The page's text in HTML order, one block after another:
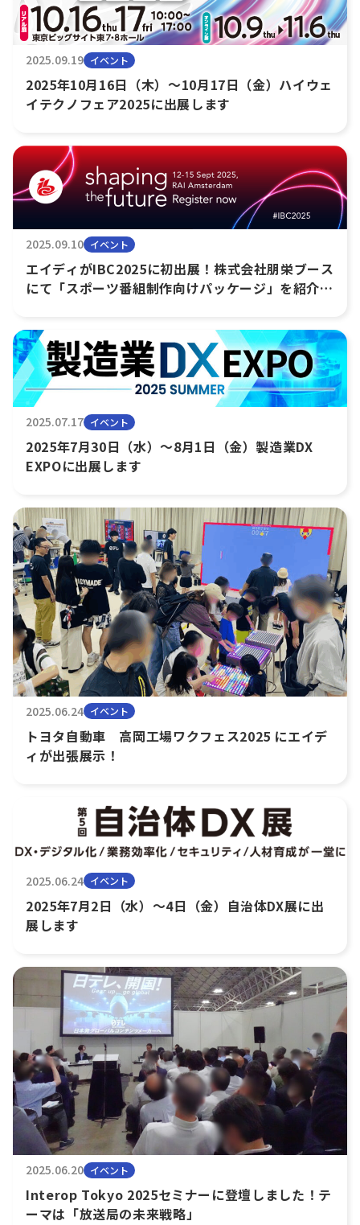
2025.09.19 イベント
2025年10月16日（木）～10月17日（金）ハイウェ
イテクノフェア2025に出展します
2025.09.10 イベント
エイディがIBC2025に初出展！株式会社朋栄ブース
にて「スポーツ番組制作向けパッケージ」を紹介し
2025.07.17 イベント
2025年7月30日（水）～8月1日（金）製造業DX
EXPOに出展します
2025.06.24 イベント
トヨタ自動車 高岡工場ワクフェス2025 にエイデ
ィが出張展示！
2025.06.24 イベント
2025年7月2日（水）～4日（金）自治体DX展に出
展します
2025.06.20 イベント
Interop Tokyo 2025セミナーに登壇しました！テ
ーマは「放送局の未来戦略」